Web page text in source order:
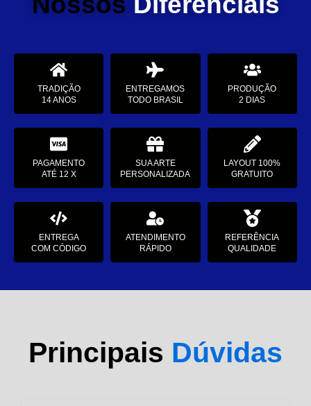
TRADIÇÃO
14 ANOS
ENTREGAMOS
TODO BRASIL
PRODUÇÃO
2 DIAS
PAGAMENTO
ATÉ 12 X
SUA ARTE
PERSONALIZADA
LAYOUT 100%
GRATUITO
ENTREGA
COM CÓDIGO
ATENDIMENTO
RÁPIDO
REFERÊNCIA
QUALIDADE
Principais Dúvidas